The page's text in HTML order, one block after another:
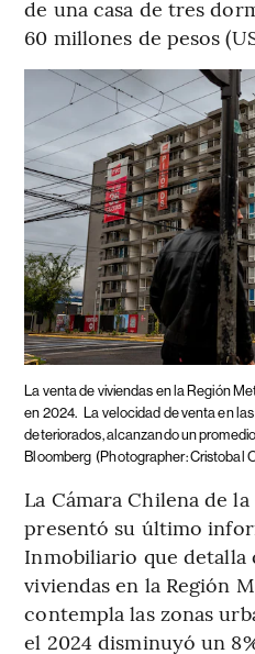
de una casa de tres
60 millones de pesos
La venta de viviendas en la Región
en 2024. La velocidad de venta en
deteriorados, alcanzando un
Bloomberg (Photographer: Cristobal
La Cámara Chilena de
presentó su último
Inmobiliario que detalla
viviendas en la Región
contempla las zonas
el 2024 disminuyó un